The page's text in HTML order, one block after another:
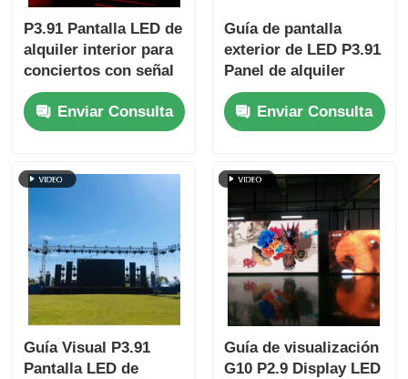
P3.91 Pantalla LED de
alquiler interior para
conciertos con señal
estable y alta
frecuencia de
actualización
Enviar Consulta
Guía de pantalla
exterior de LED P3.91
Panel de alquiler
impermeable para
escenarios de
conciertos y
Enviar Consulta
Guía Visual P3.91
Pantalla LED de
Guía de visualización
G10 P2.9 Display LED